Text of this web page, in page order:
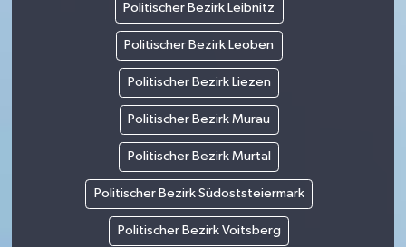
Politischer Bezirk Leibnitz
Politischer Bezirk Leoben
Politischer Bezirk Liezen
Politischer Bezirk Murau
Politischer Bezirk Murtal
Politischer Bezirk Südoststeiermark
Politischer Bezirk Voitsberg